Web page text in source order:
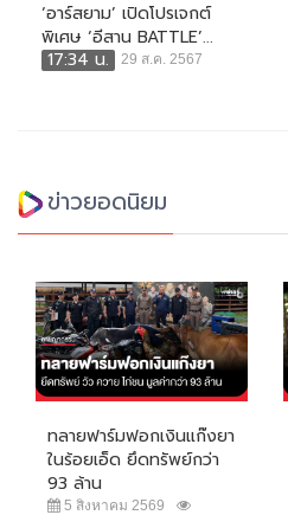
‘อาร์สยาม’ เปิดโปรเจกต์
พิเศษ ‘อีสาน BATTLE’...
17:34 น.
29 ส.ค. 2567
ข่าวยอดนิยม
ทลายฟาร์มฟอกเงินแก๊งยา
ในร้อยเอ็ด ยึดทรัพย์กว่า
93 ล้าน
5 สิงหาคม 2569